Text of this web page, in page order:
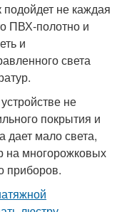
не каждая
ПВХ-полотно и
и
света
не
покрытия и
дает мало света,
на многорожковых
приборов.